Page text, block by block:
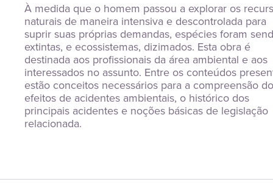
À medida que o homem passou a explorar os
naturais de maneira intensiva e descontrolada para
suprir suas próprias demandas, espécies foram
extintas, e ecossistemas, dizimados. Esta obra é
destinada aos profissionais da área ambiental e aos
interessados no assunto. Entre os conteúdos
estão conceitos necessários para a compreensão
efeitos de acidentes ambientais, o histórico dos
principais acidentes e noções básicas de legislação
relacionada.